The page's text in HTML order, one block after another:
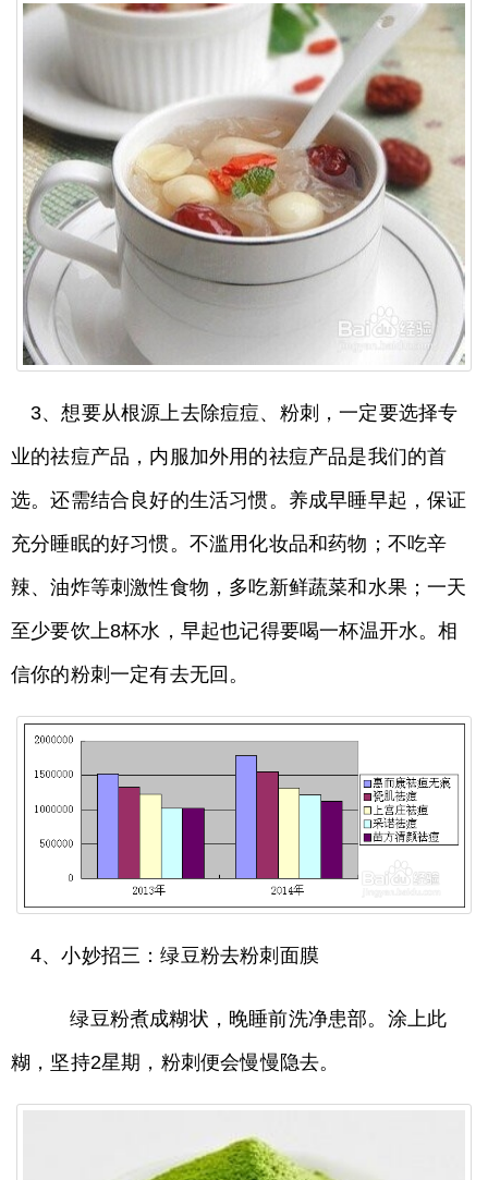
3、想要从根源上去除痘痘、粉刺，一定要选择专
业的祛痘产品，内服加外用的祛痘产品是我们的首
选。还需结合良好的生活习惯。养成早睡早起，保证
充分睡眠的好习惯。不滥用化妆品和药物；不吃辛
辣、油炸等刺激性食物，多吃新鲜蔬菜和水果；一天
至少要饮上8杯水，早起也记得要喝一杯温开水。相
信你的粉刺一定有去无回。
4、小妙招三：绿豆粉去粉刺面膜
绿豆粉煮成糊状，晚睡前洗净患部。涂上此
糊，坚持2星期，粉刺便会慢慢隐去。